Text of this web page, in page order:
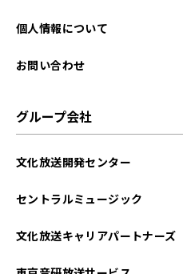
個人情報について
お問い合わせ
グループ会社
文化放送開発センター
セントラルミュージック
文化放送キャリアパートナーズ